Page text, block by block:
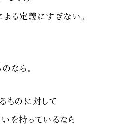
る定義にすぎない。
なら。
ものに対して
を持っているなら